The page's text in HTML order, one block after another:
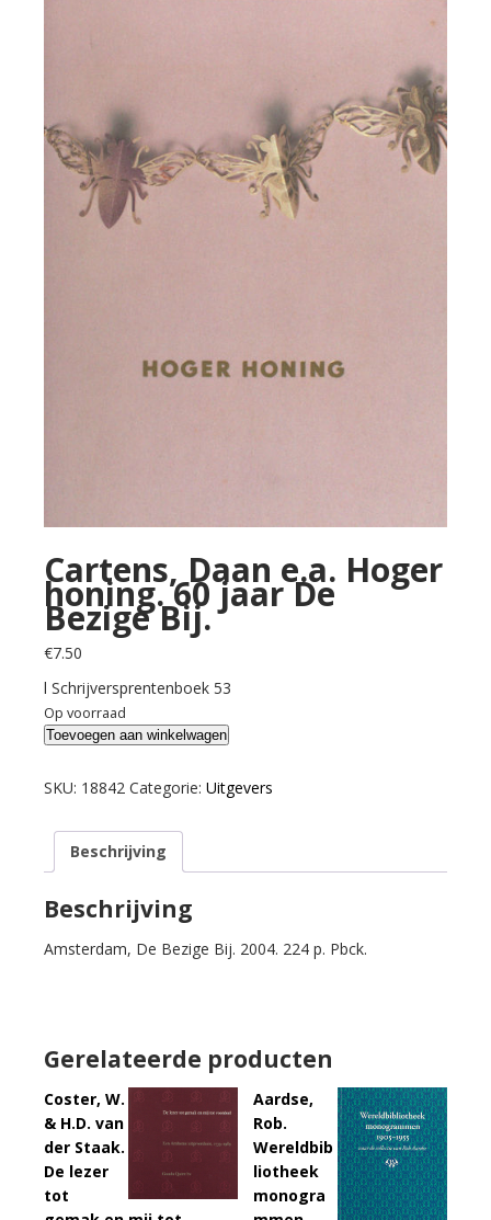
Cartens, Daan e.a. Hoger
honing. 60 jaar De
Bezige Bij.
€7.50
l Schrijversprentenboek 53
Op voorraad
Cartens,
e.a.
honing.
jaar
De
Bij.
Toevoegen aan winkelwagen
SKU: 18842 Categorie: Uitgevers
Beschrijving
Beschrijving
Amsterdam, De Bezige Bij. 2004. 224 p. Pbck.
Gerelateerde producten
Coster, W.
& H.D. van
der Staak.
De lezer
tot
Aardse,
Rob.
Wereldbib
liotheek
monogra